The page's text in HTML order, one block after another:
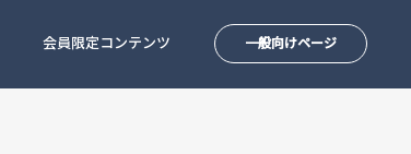
会員限定コンテンツ 一般向けページ